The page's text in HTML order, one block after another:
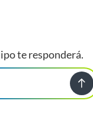
te responderá.